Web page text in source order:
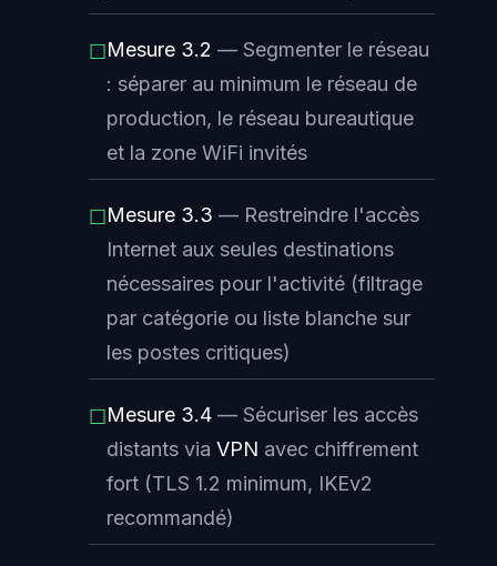
☐Mesure 3.2 — Segmenter le réseau
: séparer au minimum le réseau de
production, le réseau bureautique
et la zone WiFi invités
☐Mesure 3.3 — Restreindre l'accès
Internet aux seules destinations
nécessaires pour l'activité (filtrage
par catégorie ou liste blanche sur
les postes critiques)
☐Mesure 3.4 — Sécuriser les accès
distants via VPN avec chiffrement
fort (TLS 1.2 minimum, IKEv2
recommandé)